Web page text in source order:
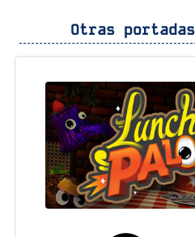
Otras portadas